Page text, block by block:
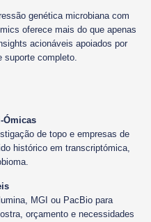
genética microbiana com
oferece mais do que apenas
acionáveis apoiados por
suporte completo.
Ómicas
de topo e empresas de
histórico em transcriptómica,
MGI ou PacBio para
orçamento e necessidades